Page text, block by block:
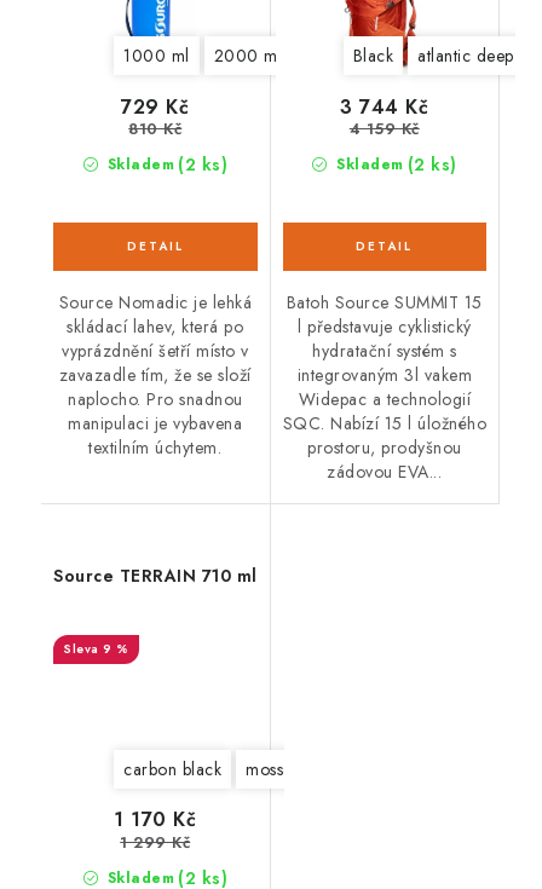
1000 ml 2000 ml
Skladem (2 ks)
729 Kč
810 Kč
Source Nomadic je lehká
skládací lahev, která po
vyprázdnění šetří místo v
zavazadle tím, že se složí
naplocho. Pro snadnou
manipulaci je vybavena
textilním úchytem.
Black atlantic deep
Skladem (2 ks)
3 744 Kč
4 159 Kč
Batoh Source SUMMIT 15
l představuje cyklistický
hydratační systém s
integrovaným 3l vakem
Widepac a technologií
SQC. Nabízí 15 l úložného
prostoru, prodyšnou
zádovou EVA...
Source TERRAIN 710 ml
9 %
carbon black moss green strap fresco green
Skladem (2 ks)
1 170 Kč
1 299 Kč